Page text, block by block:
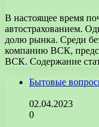
В настоящее время
автострахованием.
долю рынка. Среди
компанию ВСК,
ВСК. Содержание
Бытовые
02.04.2023
0